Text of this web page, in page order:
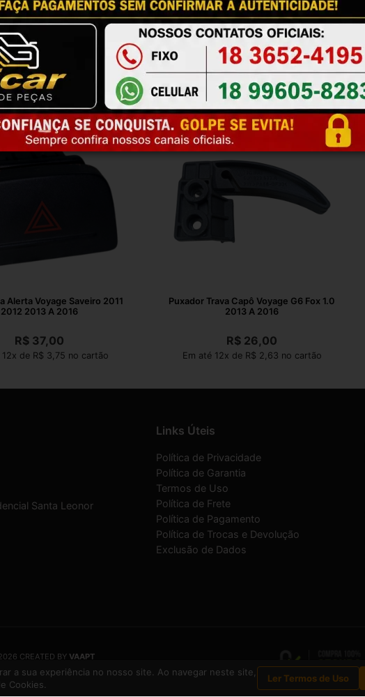
A ga...
Ler mais
Alerta Voyage Saveiro 2011
2012 2013 A 2016
R$ 37,00
12x de R$ 3,75 no cartão
Puxador Trava Capô Voyage G6 Fox 1.0
2013 A 2016
R$ 26,00
Em até 12x de R$ 2,63 no cartão
Santa Leonor
Links Úteis
Política de Privacidade
Política de Garantia
Termos de Uso
Política de Frete
Política de Pagamento
Política de Trocas e Devolução
Exclusão de Dados
CREATED BY VAAPT
a sua experiência no nosso site. Ao navegar neste site,
Cookies.
Ler Termos de Uso